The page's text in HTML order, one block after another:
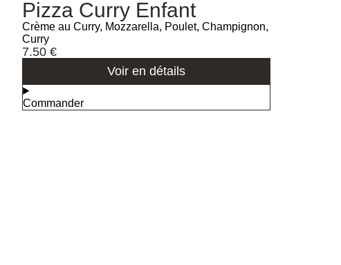
Pizza Curry Enfant
Crème au Curry, Mozzarella, Poulet, Champignon,
Curry
7.50€
Voir en détails
Commander